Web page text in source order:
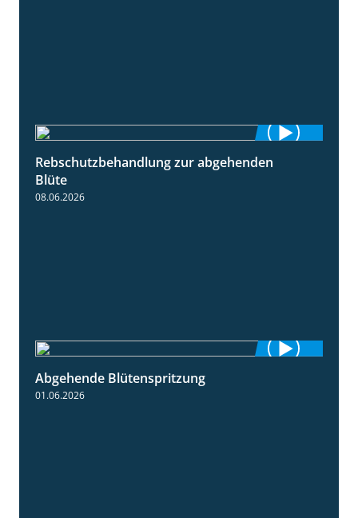
3:06
Rebschutzbehandlung zur abgehenden
Blüte
08.06.2026
Abgehende Blütenspritzung
01.06.2026